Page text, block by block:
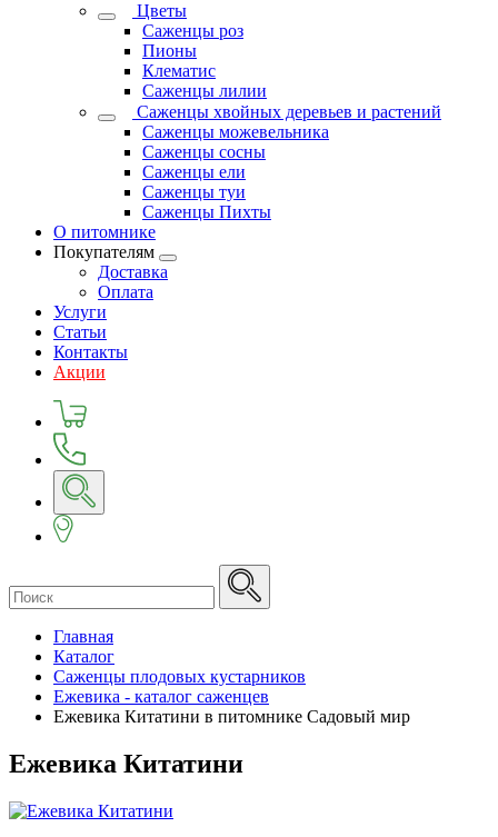
Цветы
Саженцы роз
Пионы
Клематис
Саженцы лилии
Саженцы хвойных деревьев и растений
Саженцы можевельника
Саженцы сосны
Саженцы ели
Саженцы туи
Саженцы Пихты
О питомнике
Покупателям
Доставка
Оплата
Услуги
Статьи
Контакты
Акции
Главная
Каталог
Саженцы плодовых кустарников
Ежевика - каталог саженцев
Ежевика Китатини в питомнике Садовый мир
Ежевика Китатини